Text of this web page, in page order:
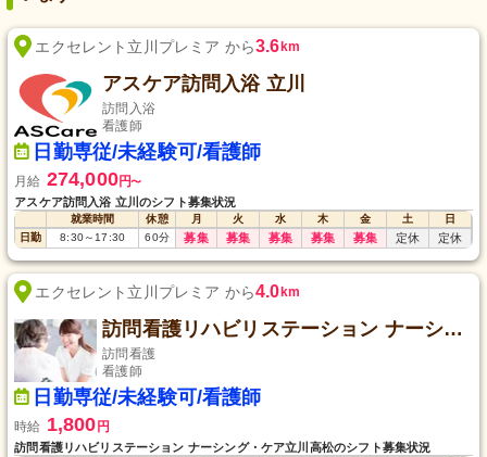
エクセレント立川プレミア から3.6km
アスケア訪問入浴 立川
訪問入浴
看護師
日勤専従/未経験可/看護師
月給 274,000円〜
アスケア訪問入浴 立川のシフト募集状況
就業時間 休憩 月 火 水 木 金 土
日
日勤
8:30～17:30 60分 募集 募集 募集 募集 募集 定休 定休
エクセレント立川プレミア から4.0km
訪問看護リハビリステーション ナーシング・ケア立川高松
訪問看護
看護師
日勤専従/未経験可/看護師
時給 1,800 円
訪問看護リハビリステーション ナーシング・ケア立川高松のシフト募集状況